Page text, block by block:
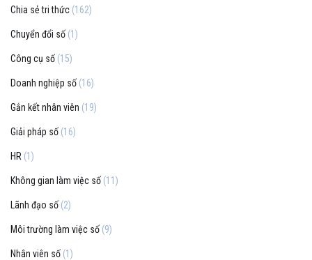
Chia sẻ tri thức (162)
Chuyển đổi số (1)
Công cụ số (15)
Doanh nghiệp số (16)
Gắn kết nhân viên (19)
Giải pháp số (16)
HR (1)
Không gian làm việc số (11)
Lãnh đạo số (2)
Môi trường làm việc số (9)
Nhân viên số (1)